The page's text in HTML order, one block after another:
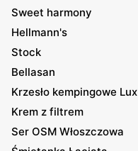
Sweet harmony
Hellmann's
Stock
Bellasan
Krzesło kempingowe Lux
Krem z filtrem
Ser OSM Włoszczowa